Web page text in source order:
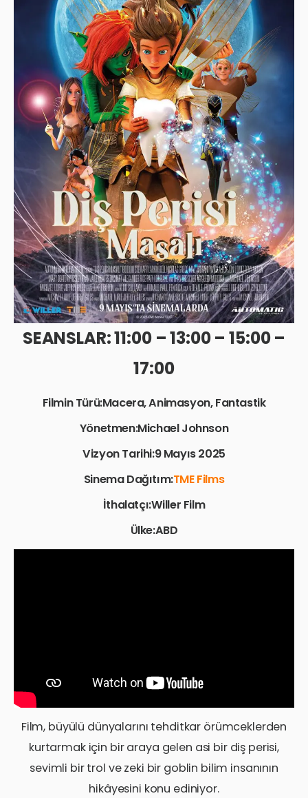
SEANSLAR: 11:00 – 13:00 – 15:00 –
17:00
Filmin Türü:Macera, Animasyon, Fantastik
Yönetmen:Michael Johnson
Vizyon Tarihi:9 Mayıs 2025
Sinema Dağıtım:TME Films
İthalatçı:Willer Film
Ülke:ABD
Film, büyülü dünyalarını tehditkar örümceklerden
kurtarmak için bir araya gelen asi bir diş perisi,
sevimli bir trol ve zeki bir goblin bilim insanının
hikâyesini konu ediniyor.